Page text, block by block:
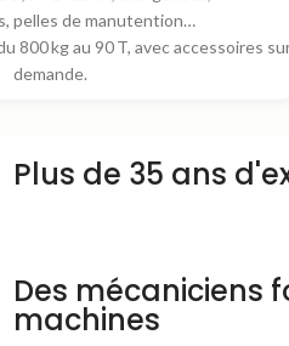
pelles de manutention…
800 kg au 90 T, avec accessoires
demande.
Plus de 35 ans
Des mécaniciens
machines